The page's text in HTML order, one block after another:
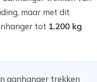
maar met dit
tot 1.200 kg
aanhanger trekken